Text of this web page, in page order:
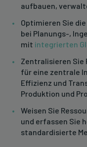
aufbauen,
Optimieren Sie
bei Planungs-,
mit integrierten
Zentralisieren Sie
für eine zentrale
Effizienz und
Produktion und
Weisen Sie
und erfassen Sie
standardisierte